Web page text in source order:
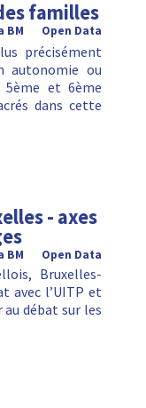
familles
Open Data
BM
précisément
autonomie ou
5ème et 6ème
dans cette
- axes
Open Data
BM
Bruxelles-
avec l’UITP et
débat sur les